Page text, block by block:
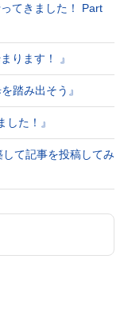
てきました！ Part
ります！ 』
踏み出そう』
た！』
て記事を投稿してみ